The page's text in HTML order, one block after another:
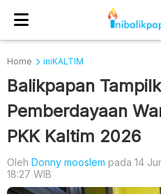
Home iniKALTIM
Balikpapan
Pemberdayaan
PKK Kaltim 2026
Oleh Donny mooslem pada 14
18:27 WIB